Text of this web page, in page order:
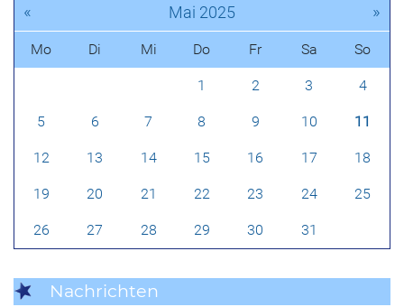
« Mai 2025 »
Mo Di Mi Do Fr Sa So
1 2 3 4
5 6 7 8 9 10 11
12 13 14 15 16 17 18
19 20 21 22 23 24 25
26 27 28 29 30 31
Nachrichten